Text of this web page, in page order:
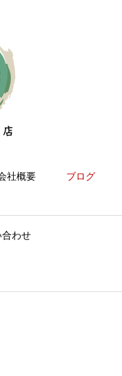
社概要 ブログ
合わせ